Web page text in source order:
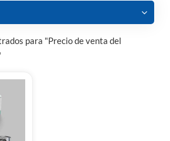
para "Precio de venta del